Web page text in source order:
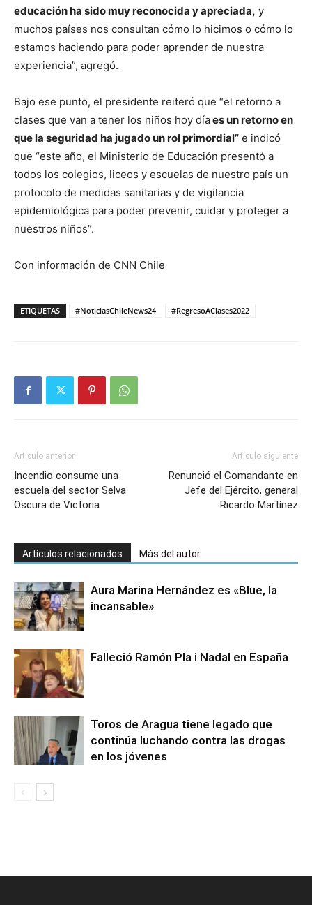
educación ha sido muy reconocida y apreciada, y
muchos países nos consultan cómo lo hicimos o cómo lo
estamos haciendo para poder aprender de nuestra
experiencia”, agregó.
Bajo ese punto, el presidente reiteró que “el retorno a
clases que van a tener los niños hoy díaes un retorno en
que la seguridad ha jugado un rol primordial” e indicó
que “este año, el Ministerio de Educación presentó a
todos los colegios, liceos y escuelas de nuestro país un
protocolo de medidas sanitarias y de vigilancia
epidemiológica para poder prevenir, cuidar y proteger a
nuestros niños”.
Con información de CNN Chile
ETIQUETAS #NoticiasChileNews24 #RegresoAClases2022
Artículo anterior
Incendio consume una
escuela del sector Selva
Oscura de Victoria
Artículo siguiente
Renunció el Comandante en
Jefe del Ejército, general
Ricardo Martínez
Artículos relacionados Más del autor
Aura Marina Hernández es «Blue, la
incansable»
Falleció Ramón Pla i Nadal en España
Toros de Aragua tiene legado que
continúa luchando contra las drogas
en los jóvenes